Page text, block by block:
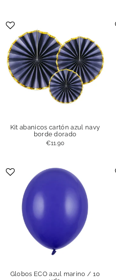
Kit abanicos cartón azul navy
borde dorado
€11.90
Globos ECO azul marino / 10